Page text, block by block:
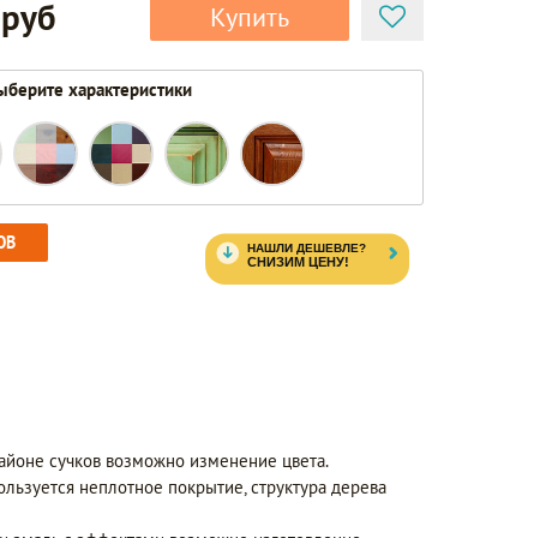
Купить
характеристики
сучков возможно изменение цвета.
неплотное покрытие, структура дерева